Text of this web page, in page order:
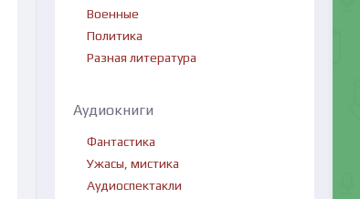
Военные
Политика
Разная литература
Аудиокниги
Фантастика
Ужасы, мистика
Аудиоспектакли